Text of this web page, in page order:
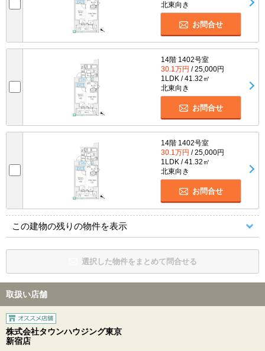
北東向き
お問合せ
14階 1402号室
30.1万円 / 25,000円
1LDK / 41.32㎡
北東向き
お問合せ
14階 1402号室
30.1万円 / 25,000円
1LDK / 41.32㎡
北東向き
お問合せ
この建物の残りの物件を表示
選択した物件をまとめて問合せる
取扱い店舗
株式会社タウンハウジング東京
新宿店